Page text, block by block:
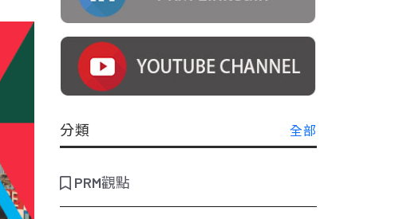
分類 全部
PRM觀點